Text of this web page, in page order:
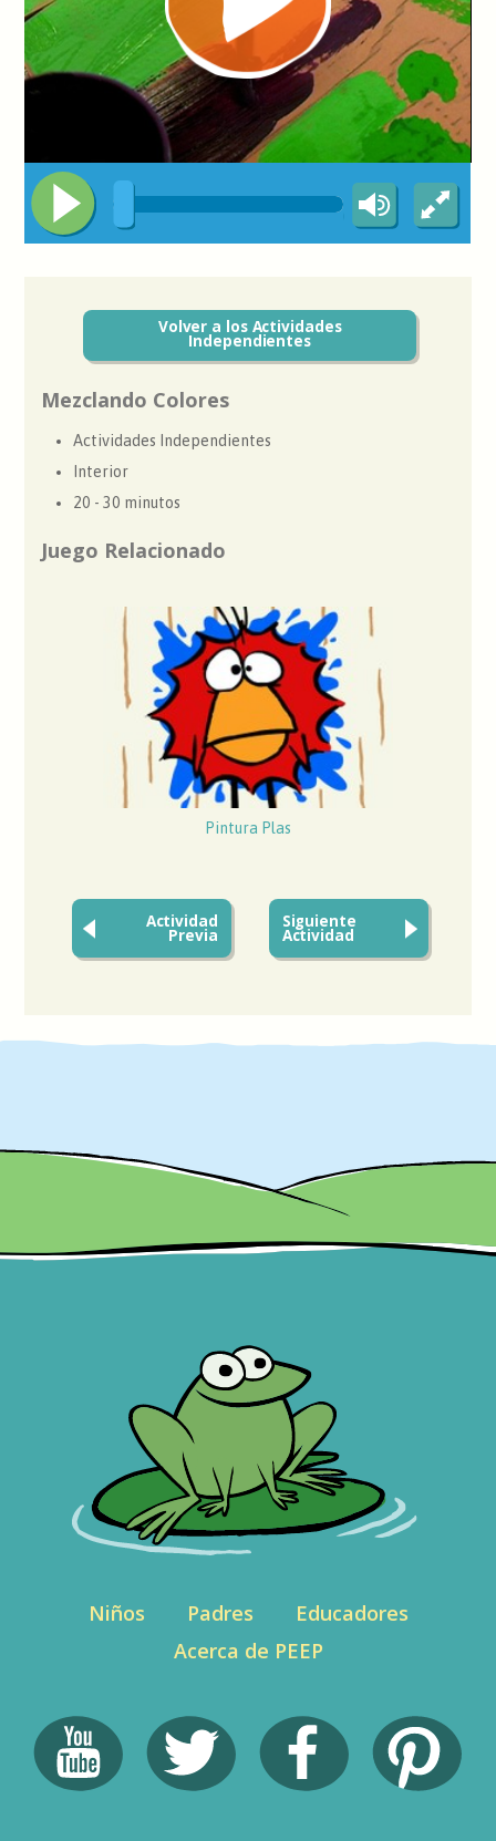
Volver a los Actividades
Independientes
Mezclando Colores
Actividades Independientes
Interior
20 - 30 minutos
Juego Relacionado
Pintura Plas
Actividad
Previa
Siguiente
Actividad
Niños Padres
Educadores
Acerca de PEEP